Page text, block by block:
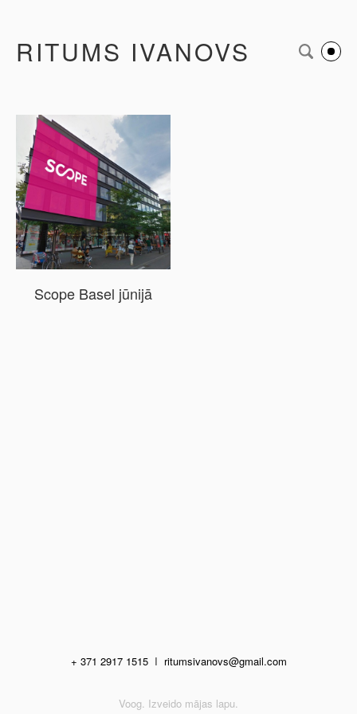
RITUMS IVANOVS
Scope Basel jūnijā
+ 371 2917 1515I ritumsivanovs@gmail.com
Voog. Izveido mājas lapu.